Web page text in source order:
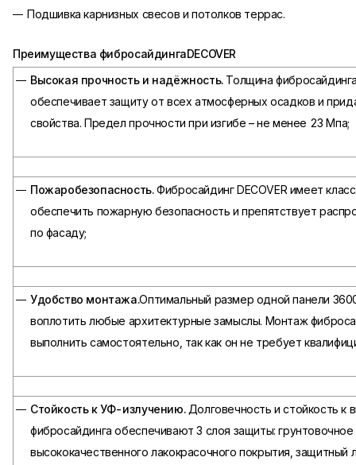
Подшивка карнизных свесов и потолков террас.
Преимущества фибросайдингаDECOVER
Высокая прочность и надёжность. Толщина
обеспечивает защиту от всех атмосферных осадков и
свойства. Предел прочности при изгибе – не менее 23 Мпа;
Пожаробезопасность.Фибросайдинг DECOVER имеет
обеспечить пожарную безопасность и препятствует
по фасаду;
Удобство монтажа.Оптимальный размер одной панели
воплотить любые архитектурные замыслы. Монтаж
выполнить самостоятельно, так как он не требует
Стойкость к УФ-излучению. Долговечность и стойкость к
фибросайдинга обеспечивают 3 слоя защиты:
высококачественного лакокрасочного покрытия, защитный